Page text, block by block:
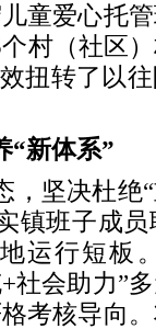
童爱心托
村（社区
扭转了以
“新体系”
，坚决杜绝
镇班子成
运行短板
社会助力”
考核导向